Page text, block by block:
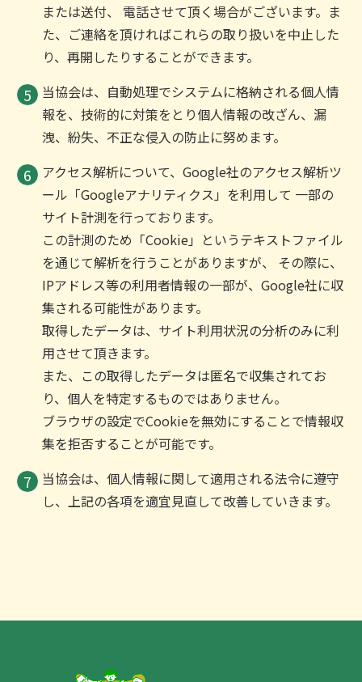
または送付、 電話させて頂く場合がございます。ま
た、ご連絡を頂ければこれらの取り扱いを中止した
り、再開したりすることができます。
当協会は、自動処理でシステムに格納される個人情
報を、技術的に対策をとり個人情報の改ざん、漏
洩、紛失、不正な侵入の防止に努めます。
アクセス解析について、Google社のアクセス解析ツ
ール「Googleアナリティクス」を利用して 一部の
サイト計測を行っております。
この計測のため「Cookie」というテキストファイル
を通じて解析を行うことがありますが、 その際に、
IPアドレス等の利用者情報の一部が、Google社に収
集される可能性があります。
取得したデータは、サイト利用状況の分析のみに利
用させて頂きます。
また、この取得したデータは匿名で収集されてお
り、個人を特定するものではありません。
ブラウザの設定でCookieを無効にすることで情報収
集を拒否することが可能です。
当協会は、個人情報に関して適用される法令に遵守
し、上記の各項を適宜見直して改善していきます。